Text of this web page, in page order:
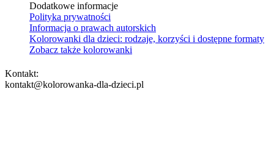
Dodatkowe informacje
Polityka prywatności
Informacja o prawach autorskich
Kolorowanki dla dzieci: rodzaje, korzyści i dostępne formaty
Zobacz także kolorowanki
Kontakt:
kontakt@kolorowanka-dla-dzieci.pl